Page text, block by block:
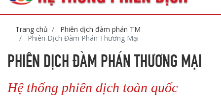
Trang chủ
Phiên dịch đàm phán TM
Phiên Dịch Đàm Phán Thương Mại
PHIÊN DỊCH ĐÀM PHÁN THƯƠNG MẠI
Hệ thống phiên dịch toàn quốc